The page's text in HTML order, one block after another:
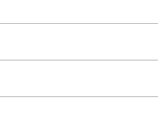
et sa structure, le
gouleyant.complexe, au